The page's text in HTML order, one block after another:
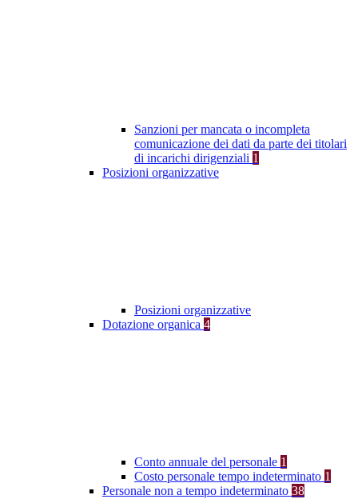
Sanzioni per mancata o incompleta
comunicazione dei dati da parte dei titolari
di incarichi dirigenziali 1
Posizioni organizzative
Posizioni organizzative
Dotazione organica 4
Conto annuale del personale 1
Costo personale tempo indeterminato 1
Personale non a tempo indeterminato 38